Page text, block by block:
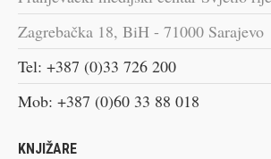
Zagrebačka 18, BiH - 71000 Sarajevo
Tel: +387 (0)33 726 200
Mob: +387 (0)60 33 88 018
KNJIŽARE